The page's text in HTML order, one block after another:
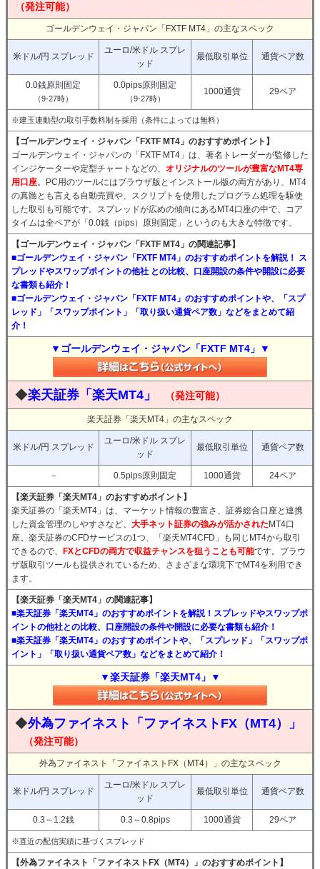
（発注可能）
ゴールデンウェイ・ジャパン「FXTF MT4」の主なスペック
米ドル/円 スプレッド
ユーロ/米ドル スプレ
ッド
最低取引単位 通貨ペア数
0.0銭原則固定
（9-27時）
0.0pips原則固定
（9-27時）
1000通貨 29ペア
※建玉連動型の取引手数料制を採用（条件によっては無料）
【ゴールデンウェイ・ジャパン「FXTF MT4」のおすすめポイント】
ゴールデンウェイ・ジャパンの「FXTF MT4」は、著名トレーダーが監修した
インジケーターや定型チャートなどの、 オリジナルのツールが豊富なMT4専
用口座。PC用のツールにはブラウザ版とインストール版の両方があり、MT4
の真髄とも言える自動売買や、スクリプトを使用したプログラム処理を駆使
した取引も可能です。スプレッドが広めの傾向にあるMT4口座の中で、コア
タイムは全ペアが「0.0銭（pips）原則固定」というのも大きな特徴です。
【ゴールデンウェイ・ジャパン「FXTF MT4」の関連記事】
■ゴールデンウェイ・ジャパン「FXTF MT4」のおすすめポイントを解説！ ス
プレッドやスワップポイントの他社 との比較、口座開設の条件や開設に必要
な書類も紹介！
■ゴールデンウェイ・ジャパン「FXTF MT4」のおすすめポイントや、「スプ
レッド」「スワップポイント」「取り扱い通貨ペア数」などをまとめて紹
介！
▼ゴールデンウェイ・ジャパン「FXTF MT4」▼
◆楽天証券「楽天MT4」 （発注可能）
楽天証券「楽天MT4」の主なスペック
米ドル/円 スプレッド
ユーロ/米ドル スプレ
ッド
最低取引単位 通貨ペア数
－ 0.5pips原則固定 1000通貨 24ペア
【楽天証券「楽天MT4」のおすすめポイント】
楽天証券の「楽天MT4」は、マーケット情報の豊富さ、証券総合口座と連携
した資金管理のしやすさなど、 大手ネット証券の強みが活かされた MT4口
座。楽天証券のCFDサービスの1つ、「楽天MT4CFD」も同じMT4から取引
できるので、
FXとCFDの両方で収益チャンスを狙うことも可能です。ブラウ
ザ版取引ツールも提供されているため、さまざまな環境下でMT4を利用でき
ます。
【楽天証券「楽天MT4」の関連記事】
■楽天証券「楽天MT4」のおすすめポイントを解説！スプレッドやスワップポ
イントの他社との比較、口座開設の条件や開設に必要な書類も紹介！
■楽天証券「楽天MT4」のおすすめポイントや、「スプレッド」「スワップポ
イント」「取り扱い通貨ペア数」などをまとめて紹介！
▼楽天証券「楽天MT4」▼
◆外為ファイネスト「ファイネストFX（MT4）」
（発注可能）
外為ファイネスト「ファイネストFX（MT4）」の主なスペック
米ドル/円 スプレッド
ユーロ/米ドル スプレ
ッド
最低取引単位 通貨ペア数
0.3～1.2銭 0.3～0.8pips 1000通貨 29ペア
※直近の配信実績に基づくスプレッド
【外為ファイネスト「ファイネストFX（MT4）」のおすすめポイント】